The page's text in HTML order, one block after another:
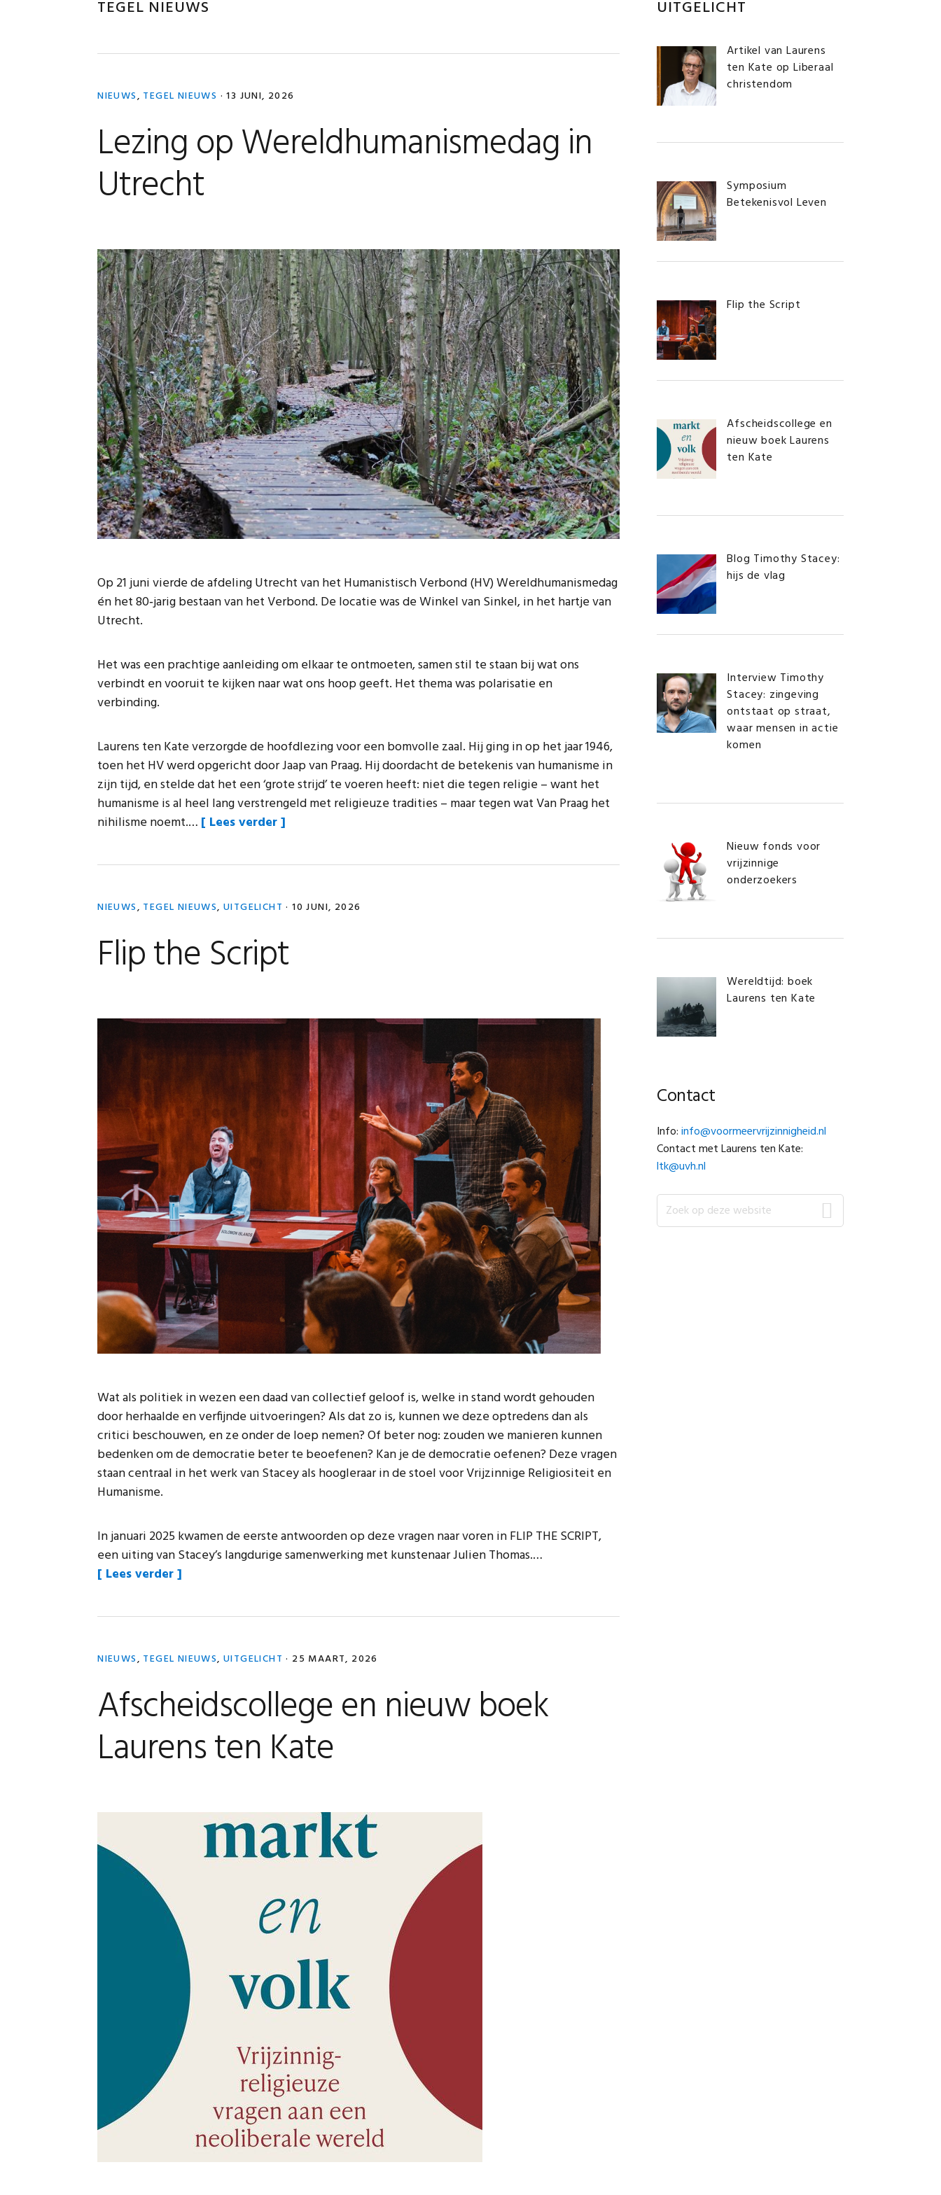
TEGEL NIEUWS
NIEUWS, TEGEL NIEUWS · 13 JUNI, 2026
Lezing op Wereldhumanismedag in
Utrecht
Op 21 juni vierde de afdeling Utrecht van het Humanistisch Verbond (HV) Wereldhumanismedag
én het 80‑jarig bestaan van het Verbond. De locatie was de Winkel van Sinkel, in het hartje van
Utrecht.
Het was een prachtige aanleiding om elkaar te ontmoeten, samen stil te staan bij wat ons
verbindt en vooruit te kijken naar wat ons hoop geeft. Het thema was polarisatie en
verbinding.
Laurens ten Kate verzorgde de hoofdlezing voor een bomvolle zaal. Hij ging in op het jaar 1946,
toen het HV werd opgericht door Jaap van Praag. Hij doordacht de betekenis van humanisme in
zijn tijd, en stelde dat het een ‘grote strijd’ te voeren heeft: niet die tegen religie – want het
humanisme is al heel lang verstrengeld met religieuze tradities – maar tegen wat Van Praag het
nihilisme noemt.…
Lees verder“Lezing
Wereldhumanismedag
NIEUWS, TEGEL NIEUWS,UITGELICHT · 10 JUNI, 2026
Flip the Script
Wat als politiek in wezen een daad van collectief geloof is, welke in stand wordt gehouden
door herhaalde en verfijnde uitvoeringen? Als dat zo is, kunnen we deze optredens dan als
critici beschouwen, en ze onder de loep nemen? Of beter nog: zouden we manieren kunnen
bedenken om de democratie beter te beoefenen? Kan je de democratie oefenen? Deze vragen
staan centraal in het werk van Stacey als hoogleraar in de stoel voor Vrijzinnige Religiositeit en
Humanisme.
In januari 2025 kwamen de eerste antwoorden op deze vragen naar voren in FLIP THE SCRIPT,
een uiting van Stacey’s langdurige samenwerking met kunstenaar Julien Thomas.…
Lees verder“Flip
Script”
NIEUWS, TEGEL NIEUWS,UITGELICHT · 25 MAART, 2026
Afscheidscollege en nieuw boek
Laurens ten Kate
Primaire
Sidebar
UITGELICHT
Artikel van Laurens
ten Kate op Liberaal
christendom
Symposium
Betekenisvol Leven
Flip the Script
Afscheidscollege en
nieuw boek Laurens
ten Kate
Blog Timothy Stacey:
hijs de vlag
Interview Timothy
Stacey: zingeving
ontstaat op straat,
waar mensen in actie
komen
Nieuw fonds voor
vrijzinnige
onderzoekers
Wereldtijd: boek
Laurens ten Kate
Contact
Info:info@voormeervrijzinnigheid.nl
Contact met Laurens ten Kate:
ltk@uvh.nl
Zoek
op